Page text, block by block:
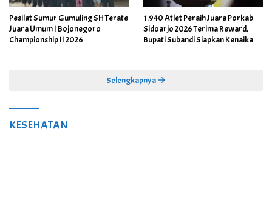
Pesilat Sumur Gumuling SH Terate
Juara Umum I Bojonegoro
Championship II 2026
1.940 Atlet Peraih Juara Porkab
Sidoarjo 2026 Terima Reward,
Bupati Subandi Siapkan Kenaikan
Selengkapnya
KESEHATAN